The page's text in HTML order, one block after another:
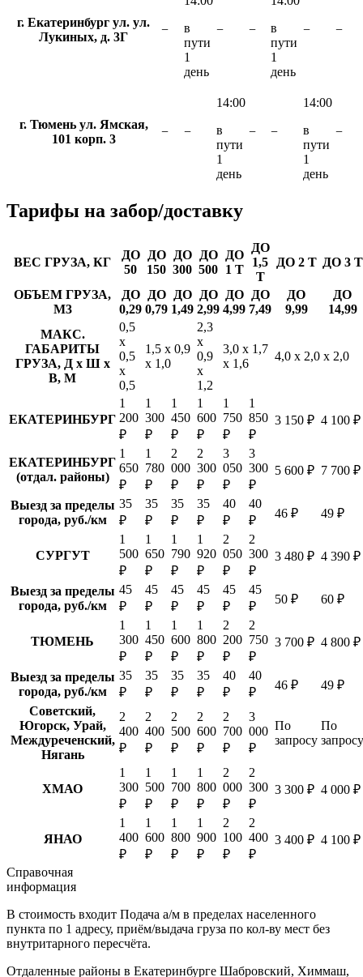
г. Екатеринбург ул. ул.
Лукиных, д. 3Г
−
в
пути
1
день
− −
в
пути
1
день
− −
г. Тюмень ул. Ямская,
101 корп. 3
− −
14:00
в
пути
1
день
− −
14:00
в
пути
1
день
−
Тарифы на забор/доставку
ВЕС ГРУЗА, КГ
ДО
50
ДО
150
ДО
300
ДО
500
ДО
1 Т
ДО
1,5
Т
ДО 2 Т ДО 3 Т
ОБЪЕМ ГРУЗА,
М3
ДО
0,29
ДО
0,79
ДО
1,49
ДО
2,99
ДО
4,99
ДО
7,49
ДО
9,99
ДО
14,99
МАКС.
ГАБАРИТЫ
ГРУЗА, Д х Ш х
В, М
0,5
х
0,5
х
0,5
1,5 х 0,9
х 1,0
2,3
х
0,9
х
1,2
3,0 х 1,7
х 1,6
4,0 х 2,0 х 2,0
ЕКАТЕРИНБУРГ
1
200
₽
1
300
₽
1
450
₽
1
600
₽
1
750
₽
1
850
₽
3 150 ₽ 4 100 ₽
ЕКАТЕРИНБУРГ
(отдал. районы)
1
650
₽
1
780
₽
2
000
₽
2
300
₽
3
050
₽
3
300
₽
5 600 ₽ 7 700 ₽
Выезд за пределы
города, руб./км
35
₽
35
₽
35
₽
35
₽
40
₽
40
₽
46 ₽ 49 ₽
СУРГУТ
1
500
₽
1
650
₽
1
790
₽
1
920
₽
2
050
₽
2
300
₽
3 480 ₽ 4 390 ₽
Выезд за пределы
города, руб./км
45
₽
45
₽
45
₽
45
₽
45
₽
45
₽
50 ₽ 60 ₽
ТЮМЕНЬ
1
300
₽
1
450
₽
1
600
₽
1
800
₽
2
200
₽
2
750
₽
3 700 ₽ 4 800 ₽
Выезд за пределы
города, руб./км
35
₽
35
₽
35
₽
35
₽
40
₽
40
₽
46 ₽
49 ₽
Советский,
Югорск, Урай,
Междуреченский,
Нягань
2
400
₽
2
400
₽
2
500
₽
2
600
₽
2
700
₽
3
000
₽
По
запросу
По
запросу
ХМАО
1
300
₽
1
500
₽
1
700
₽
1
800
₽
2
000
₽
2
300
₽
3 300 ₽ 4 000 ₽
ЯНАО
1
400
₽
1
600
₽
1
800
₽
1
900
₽
2
100
₽
2
400
₽
3 400 ₽ 4 100 ₽
Справочная
информация
В стоимость входит Подача а/м в пределах населенного
пункта по 1 адресу, приём/выдача груза по кол-ву мест без
внутритарного пересчёта.
Отдаленные районы в Екатеринбурге Шабровский, Химмаш,